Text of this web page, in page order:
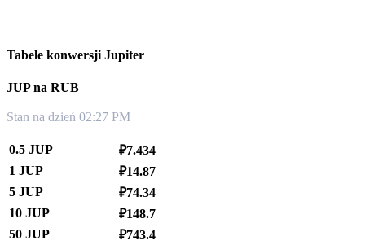
Tabele konwersji Jupiter
JUP na RUB
Stan na dzień 02:27 PM
0.5 JUP
₽7.434
1 JUP
₽14.87
5 JUP
₽74.34
10 JUP
₽148.7
50 JUP
₽743.4